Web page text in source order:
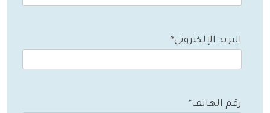
البريد الإلكتروني*
رقم الهاتف*